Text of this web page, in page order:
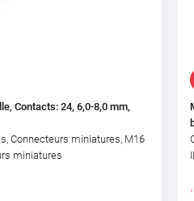
Contacts: 24, 6,0-8,0 mm,
Connecteurs miniatures, M16
miniatures